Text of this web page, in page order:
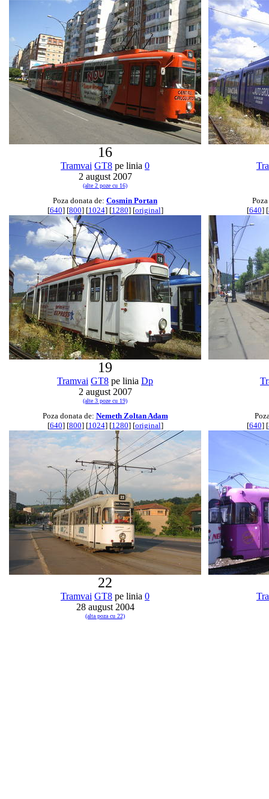
16
Tramvai GT8 pe linia 0
2 august 2007
(alte 2 poze cu 16)
Poza donata de: Cosmin Portan
[640] [800] [1024] [1280] [original]
19
Tramvai GT8 pe linia Dp
2 august 2007
(alte 3 poze cu 19)
[640] [
Poza donata de: Nemeth Zoltan Adam
[640] [800] [1024] [1280] [original]
22
Tramvai GT8 pe linia 0
28 august 2004
(alta poza cu 22)
[640] [